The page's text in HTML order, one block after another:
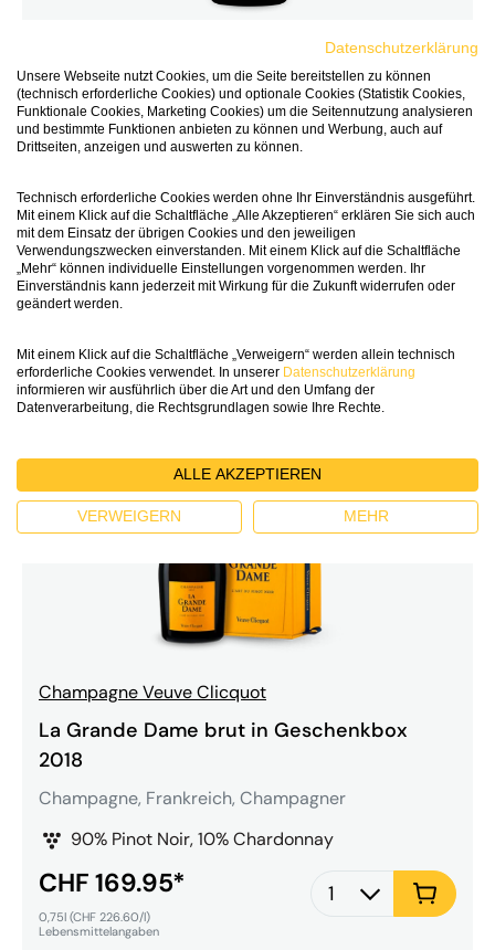
Rosé Brut
Champagne, Frankreich, Champagner
Sonderpreis
CHF 59.95*
0,75l (CHF 79.93/l)
Lebensmittelangaben
Quantity selector
96
Wine in
Black
VERSAND
Champagne Veuve Clicquot
La Grande Dame brut in Geschenkbox
2018
Champagne, Frankreich, Champagner
90% Pinot Noir, 10% Chardonnay
Sonderpreis
CHF 169.95*
0,75l (CHF 226.60/l)
Lebensmittelangaben
Quantity selector
Datenschutzerklärung
Unsere Webseite nutzt Cookies, um die Seite bereitstellen zu können
(technisch erforderliche Cookies) und optionale Cookies (Statistik Cookies,
Funktionale Cookies, Marketing Cookies) um die Seitennutzung analysieren
und bestimmte Funktionen anbieten zu können und Werbung, auch auf
Drittseiten, anzeigen und auswerten zu können.
Technisch erforderliche Cookies werden ohne Ihr Einverständnis ausgeführt.
Mit einem Klick auf die Schaltfläche „Alle Akzeptieren“ erklären Sie sich auch
mit dem Einsatz der übrigen Cookies und den jeweiligen
Verwendungszwecken einverstanden. Mit einem Klick auf die Schaltfläche
„Mehr“ können individuelle Einstellungen vorgenommen werden. Ihr
Einverständnis kann jederzeit mit Wirkung für die Zukunft widerrufen oder
geändert werden.
Mit einem Klick auf die Schaltfläche „Verweigern“ werden allein technisch
erforderliche Cookies verwendet. In unserer Datenschutzerklärung
informieren wir ausführlich über die Art und den Umfang der
Datenverarbeitung, die Rechtsgrundlagen sowie Ihre Rechte.
ALLE AKZEPTIEREN
VERWEIGERN MEHR